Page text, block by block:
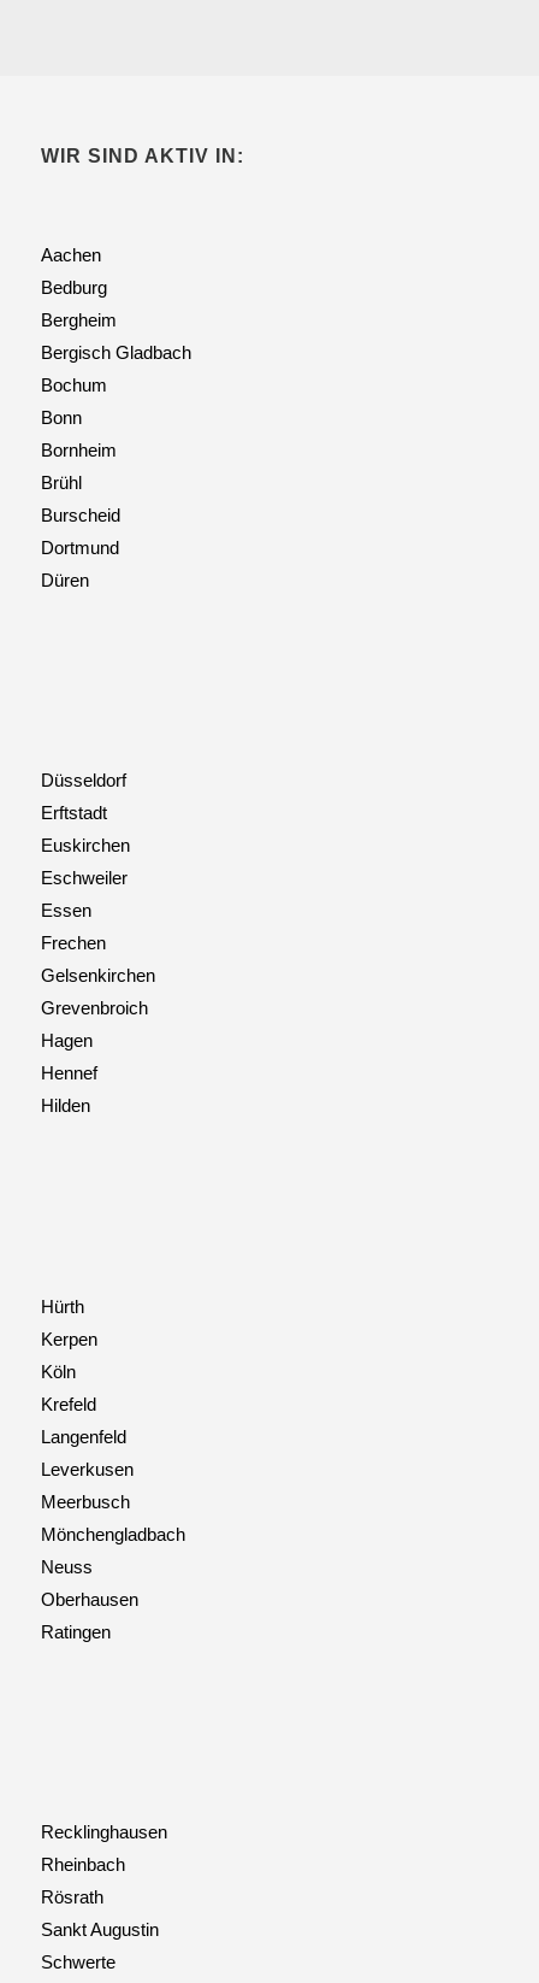
WIR SIND AKTIV IN:
Aachen
Bedburg
Bergheim
Bergisch Gladbach
Bochum
Bonn
Bornheim
Brühl
Burscheid
Dortmund
Düren
Düsseldorf
Erftstadt
Euskirchen
Eschweiler
Essen
Frechen
Gelsenkirchen
Grevenbroich
Hagen
Hennef
Hilden
Hürth
Kerpen
Köln
Krefeld
Langenfeld
Leverkusen
Meerbusch
Mönchengladbach
Neuss
Oberhausen
Ratingen
Recklinghausen
Rheinbach
Rösrath
Sankt Augustin
Schwerte